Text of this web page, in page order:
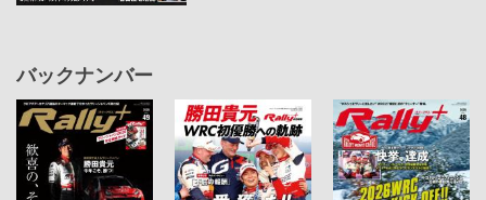
バックナンバー